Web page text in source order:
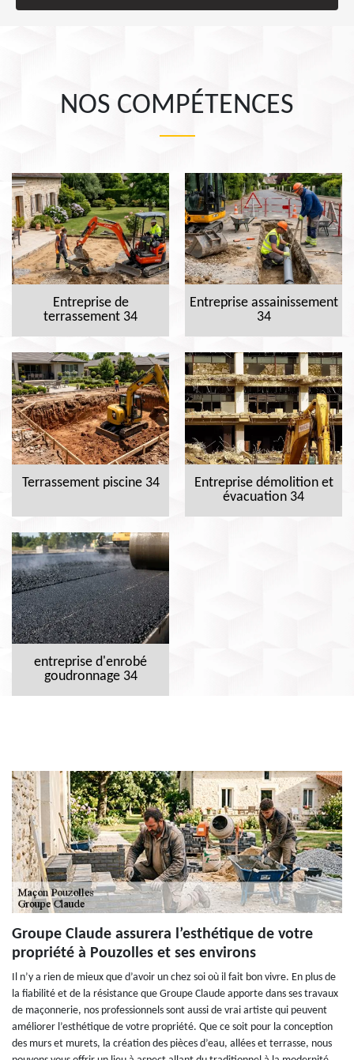
NOS COMPÉTENCES
Entreprise de
terrassement 34
Entreprise assainissement
34
Terrassement piscine 34
Entreprise démolition et
évacuation 34
entreprise d'enrobé
goudronnage 34
Groupe Claude assurera l’esthétique de votre
propriété à Pouzolles et ses environs
Il n’y a rien de mieux que d’avoir un chez soi où il fait bon vivre. En plus de
la fiabilité et de la résistance que Groupe Claude apporte dans ses travaux
de maçonnerie, nos professionnels sont aussi de vrai artiste qui peuvent
améliorer l’esthétique de votre propriété. Que ce soit pour la conception
des murs et murets, la création des pièces d’eau, allées et terrasse, nous